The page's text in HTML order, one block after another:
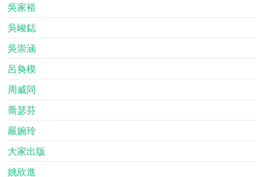
吳家裕
吳峻鋕
吳崇涵
呂奐模
周威同
喬瑟芬
嚴婉玲
大家出版
姚欣進